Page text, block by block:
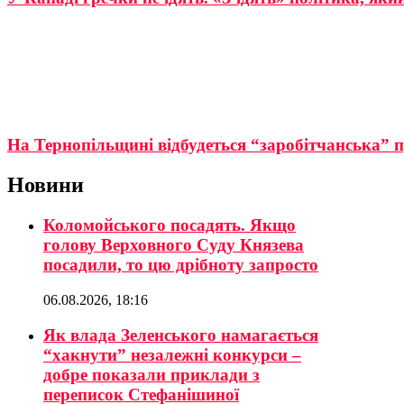
На Тернопільщині відбудеться “заробітчанська”
Новини
Коломойського посадять. Якщо
голову Верховного Суду Князева
посадили, то цю дрібноту запросто
06.08.2026, 18:16
Як влада Зеленського намагається
“хакнути” незалежні конкурси –
добре показали приклади з
переписок Стефанішиної